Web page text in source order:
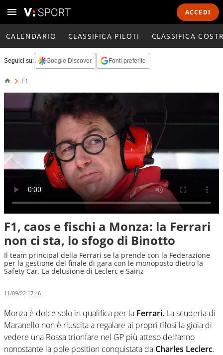
ACCEDI
CALENDARIO CLASSIFICA PILOTI CLASSIFICA
Seguici su: Google Discover Fonti preferite
F1
F1, caos e fischi a Monza: la Ferrari
non ci sta, lo sfogo di Binotto
Il team principal della Ferrari se la prende con la Federazione
per la gestione del finale di gara con le monoposto dietro la
Safety Car. La delusione di Leclerc e Sainz
11/09/22 17:46
Monza è dolce solo in qualifica per la Ferrari. La scuderia di
Maranello non è riuscita a regalare ai propri tifosi la gioia di
vedere una Rossa trionfare nel GP più atteso dell’anno
nonostante la pole position conquistata da Charles Leclerc.